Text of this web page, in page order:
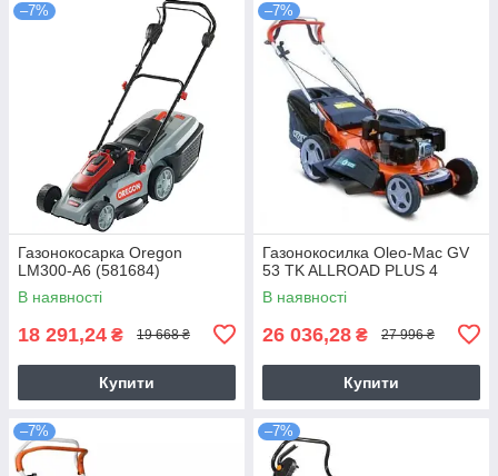
–7%
Газонокосарка Oregon
LM300-A6 (581684)
В наявності
18 291,24 ₴ 19 668 ₴
Купити
–7%
Газонокосилка Оlео-Маc GV
53 TK ALLROAD PLUS 4
В наявності
26 036,28 ₴ 27 996 ₴
Купити
–7% –7%